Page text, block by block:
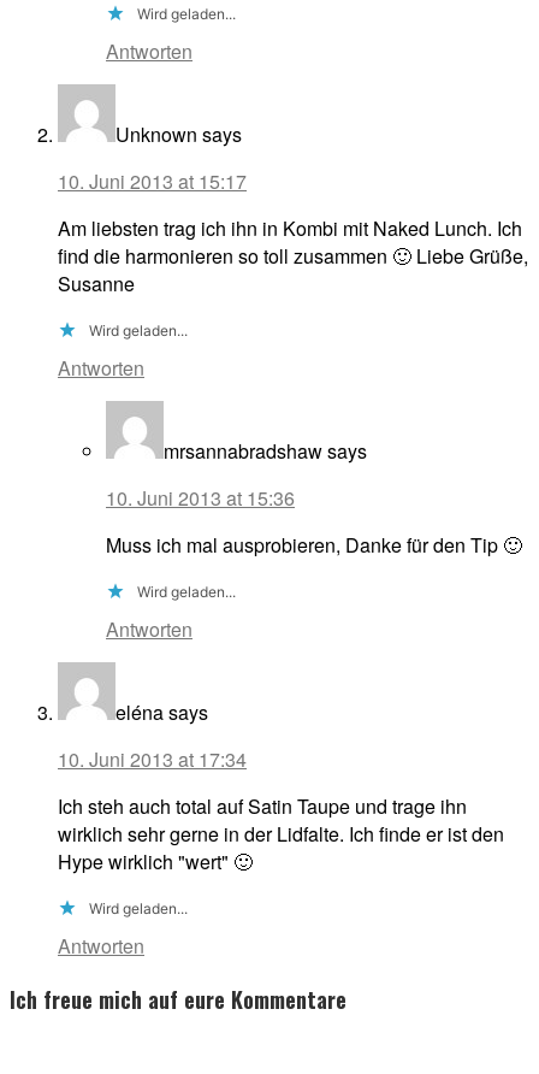
Wird geladen...
Antworten
Unknown says
10. Juni 2013 at 15:17
Am liebsten trag ich ihn in Kombi mit Naked Lunch. Ich
find die harmonieren so toll zusammen 🙂 Liebe Grüße,
Susanne
Wird geladen...
Antworten
mrsannabradshawsays
10. Juni 2013 at 15:36
Muss ich mal ausprobieren, Danke für den Tip 🙂
Wird geladen...
Antworten
elénasays
10. Juni 2013 at 17:34
Ich steh auch total auf Satin Taupe und trage ihn
wirklich sehr gerne in der Lidfalte. Ich finde er ist den
Hype wirklich "wert" 🙂
Wird geladen...
Antworten
Ich freue mich auf eure Kommentare